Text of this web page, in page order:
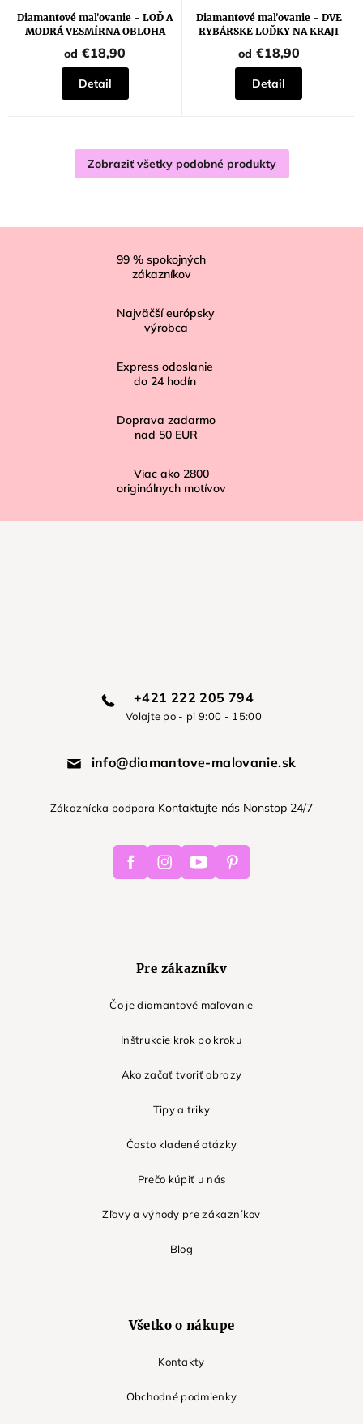
Diamantové maľovanie - LOĎ A
MODRÁ VESMÍRNA OBLOHA
od €18,90
Detail
Diamantové maľovanie - DVE
RYBÁRSKE LOĎKY NA KRAJI
MORA
od €18,90
Detail
Zobraziť všetky podobné produkty
99 % spokojných
zákazníkov
Najväčší európsky
výrobca
Express odoslanie
do 24 hodín
Doprava zadarmo
nad 50 EUR
Viac ako 2800
originálnych motívov
+421 222 205 794
Volajte po - pi 9:00 - 15:00
info@diamantove-malovanie.sk
Zákaznícka podpora Kontaktujte nás Nonstop 24/7
FacebookInstagramYoutube Pinterest
Pre zákazníkv
Čo je diamantové maľovanie
Inštrukcie krok po kroku
Ako začať tvoriť obrazy
Tipy a triky
Často kladené otázky
Prečo kúpiť u nás
Zľavy a výhody pre zákazníkov
Blog
Všetko o nákupe
Kontakty
Obchodné podmienky